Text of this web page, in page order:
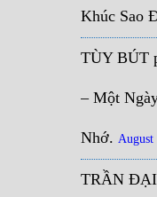
Khúc Sao
TÙY BÚT
– Một
Nhớ. August
TRẦN